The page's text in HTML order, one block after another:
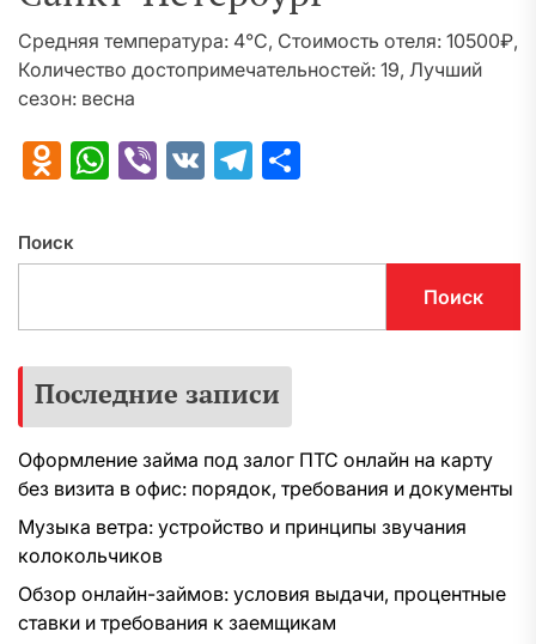
Средняя температура: 4°C, Стоимость отеля: 10500₽,
Количество достопримечательностей: 19, Лучший
сезон: весна
Odnoklassniki
WhatsApp
Viber
VK Telegram
Поиск
Поиск
Последние записи
Оформление займа под залог ПТС онлайн на карту
без визита в офис: порядок, требования и документы
Музыка ветра: устройство и принципы звучания
колокольчиков
Обзор онлайн-займов: условия выдачи, процентные
ставки и требования к заемщикам